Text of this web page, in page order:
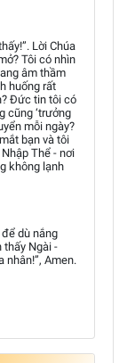
Lời Chúa
Tôi có nhìn
âm thầm
huống rất
Đức tin tôi có
cũng ‘trưởng
mỗi ngày?
bạn và tôi
Thể - nơi
không lạnh
dù nắng
thấy Ngài -
nhân!”, Amen.